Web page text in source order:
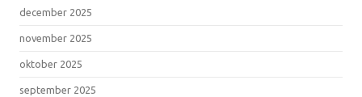
december 2025
november 2025
oktober 2025
september 2025